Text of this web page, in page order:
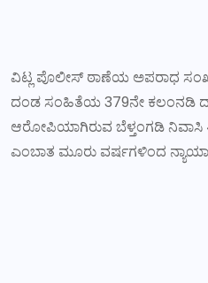
ವಿಟ್ಲ ಪೊಲೀಸ್ ಠಾಣೆಯ ಅಪರಾಧ
ದಂಡ ಸಂಹಿತೆಯ 379ನೇ ಕಲಂನಡಿ
ಆರೋಪಿಯಾಗಿರುವ ಬೆಳ್ತಂಗಡಿ ನಿವಾಸಿ
ಎಂಬಾತ ಮೂರು ವರ್ಷಗಳಿಂದ